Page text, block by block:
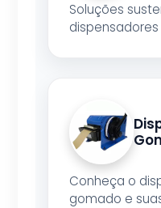
Soluções
Conheça o
gomado e